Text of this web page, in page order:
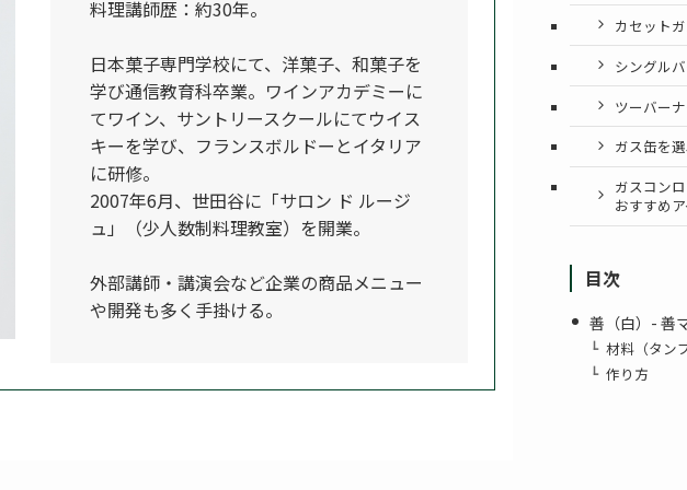
料理講師歴：約30年。
日本菓子専門学校にて、洋菓子、和菓子を
学び通信教育科卒業。ワインアカデミーに
てワイン、サントリースクールにてウイス
キーを学び、フランスボルドーとイタリア
に研修。
2007年6月、世田谷に「サロン ド ルージ
ュ」（少人数制料理教室）を開業。
外部講師・講演会など企業の商品メニュー
や開発も多く手掛ける。
カセット
シングル
ツーバー
ガス缶を
ガスコン
おすすめ
目次
善（白）- 善
材料（タン
作り方